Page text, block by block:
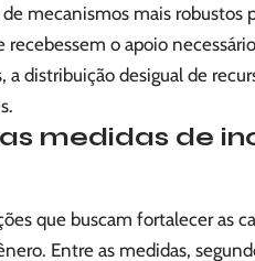
mecanismos mais robustos
o apoio
distribuição desigual de
medidas de
que buscam fortalecer as
Entre as medidas,